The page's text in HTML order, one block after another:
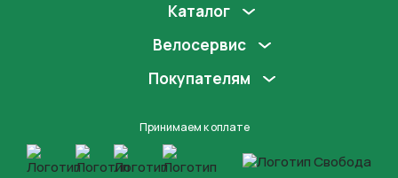
Каталог
Велосервис
Покупателям
Принимаем к оплате